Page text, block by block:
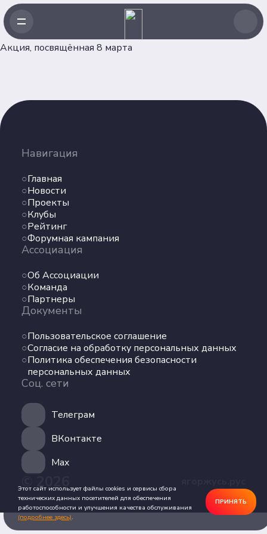
Акция, посвящённая 8 марта
Навигация
Главная
Новости
Проекты
Клубы
Рейтинг
Форумная кампания
Ассоциация
Об Ассоциации
Команда
Партнеры
Документы
Пользовательское соглашение
Согласие на обработку персональных данных
Политика обеспечения безопасности
персональных данных
Соц. сети
Телеграм
ВКонтакте
Max
© 2026
Главная
Новости
Проекты
Клубы
Рейтинг
Форумная кампания
Команда
Партнеры
Пользовательское соглашение
Согласие на обработку персональных данных
Политика обеспечения безопасности
персональных данных
сети
Телеграм
ВКонтакте
Max
Этот сайт использует файлы cookies и сервисы сбора
технических данных посетителей для обеспечения
работоспособности и улучшения качества обслуживания
(подробнее здесь).
ПРИНЯТЬ